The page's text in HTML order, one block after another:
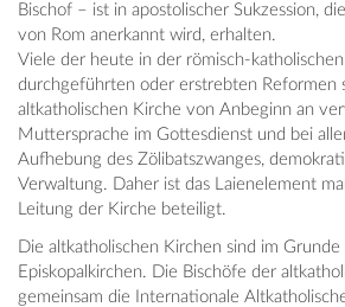
Bischof – ist in apostolischer Sukzession,
von Rom anerkannt wird, erhalten.
Viele der heute in der römisch-
durchgeführten oder erstrebten Reformen
altkatholischen Kirche von Anbeginn an
Muttersprache im Gottesdienst und bei
Aufhebung des Zölibatszwanges,
Verwaltung. Daher ist das Laienelement
Leitung der Kirche beteiligt.
Die altkatholischen Kirchen sind im Grunde
Episkopalkirchen. Die Bischöfe der
gemeinsam die Internationale